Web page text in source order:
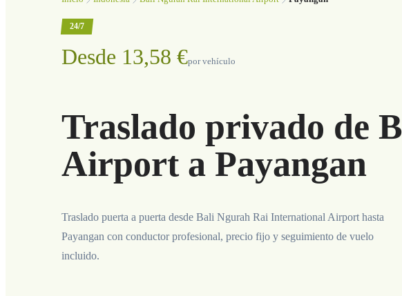
24/7
Desde 13,58 €por vehículo
Traslado privado de
Airport a Payangan
Traslado puerta a puerta desde Bali Ngurah Rai International Airport hasta
Payangan con conductor profesional, precio fijo y seguimiento de vuelo
incluido.